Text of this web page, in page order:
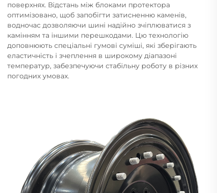
поверхнях. Відстань між блоками протектора
оптимізовано, щоб запобігти затисненню каменів,
водночас дозволяючи шині надійно зчіплюватися з
камінням та іншими перешкодами. Цю технологію
доповнюють спеціальні гумові суміші, які зберігають
еластичність і зчеплення в широкому діапазоні
температур, забезпечуючи стабільну роботу в різних
погодних умовах.